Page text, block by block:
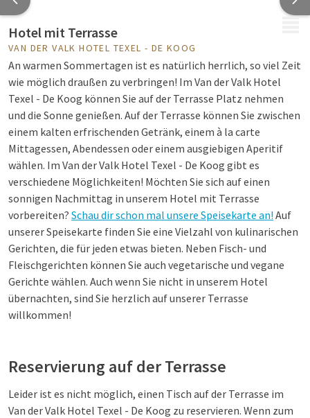
Hotel mit Terrasse
VAN DER VALK HOTEL TEXEL - DE KOOG
An warmen Sommertagen ist es natürlich herrlich, so viel Zeit
wie möglich draußen zu verbringen! Im Van der Valk Hotel
Texel - De Koog können Sie auf der Terrasse Platz nehmen
und die Sonne genießen. Auf der Terrasse können Sie zwischen
einem kalten erfrischenden Getränk, einem à la carte
Mittagessen, Abendessen oder einem ausgiebigen Aperitif
wählen. Im Van der Valk Hotel Texel - De Koog gibt es
verschiedene Möglichkeiten! Möchten Sie sich auf einen
sonnigen Nachmittag in unserem Hotel mit Terrasse
vorbereiten? Schau dir schon mal unsere Speisekarte an! Auf
unserer Speisekarte finden Sie eine Vielzahl von kulinarischen
Gerichten, die für jeden etwas bieten. Neben Fisch- und
Fleischgerichten können Sie auch vegetarische und vegane
Gerichte wählen. Auch wenn Sie nicht in unserem Hotel
übernachten, sind Sie herzlich auf unserer Terrasse
willkommen!
Reservierung auf der Terrasse
Leider ist es nicht möglich, einen Tisch auf der Terrasse im
Van der Valk Hotel Texel - De Koog zu reservieren. Wenn zum